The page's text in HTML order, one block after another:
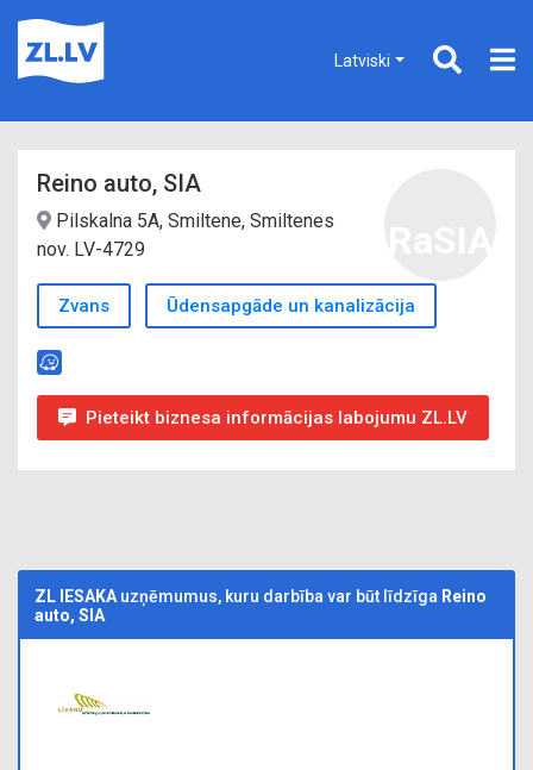
Latviski
Reino auto, SIA
Pilskalna 5A, Smiltene, Smiltenes
nov. LV-4729
Zvans Ūdensapgāde un kanalizācija
Pieteikt biznesa informācijas labojumu ZL.LV
ZL IESAKA uzņēmumus, kuru darbība var būt līdzīga Reino
auto, SIA